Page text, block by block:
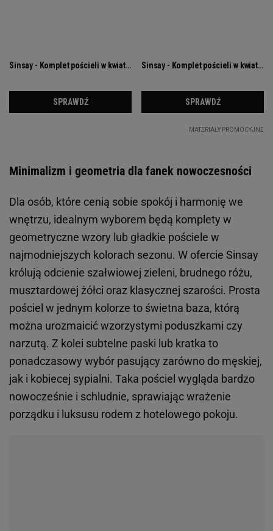
Minimalizm i geometria dla fanek nowoczesności
Dla osób, które cenią sobie spokój i harmonię we
wnętrzu, idealnym wyborem będą komplety w
geometryczne wzory lub gładkie pościele w
najmodniejszych kolorach sezonu. W ofercie Sinsay
królują odcienie szałwiowej zieleni, brudnego różu,
musztardowej żółci oraz klasycznej szarości. Prosta
pościel w jednym kolorze to świetna baza, którą
można urozmaicić wzorzystymi poduszkami czy
narzutą. Z kolei subtelne paski lub kratka to
ponadczasowy wybór pasujący zarówno do męskiej,
jak i kobiecej sypialni. Taka pościel wygląda bardzo
nowocześnie i schludnie, sprawiając wrażenie
porządku i luksusu rodem z hotelowego pokoju.